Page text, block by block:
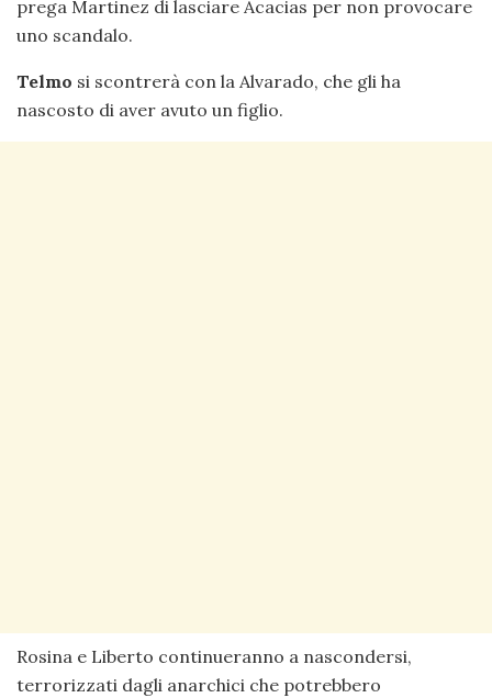
prega Martinez di lasciare Acacias per non provocare
uno scandalo.
Telmo si scontrerà con la Alvarado, che gli ha
nascosto di aver avuto un figlio.
Rosina e Liberto continueranno a nascondersi,
terrorizzati dagli anarchici che potrebbero